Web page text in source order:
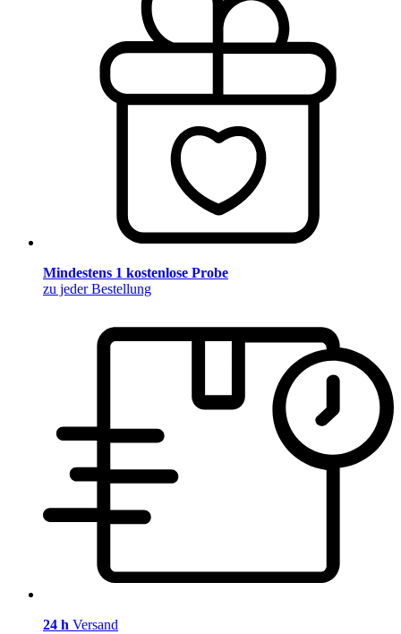
Mindestens 1 kostenlose Probe
zu jeder Bestellung
24 h Versand